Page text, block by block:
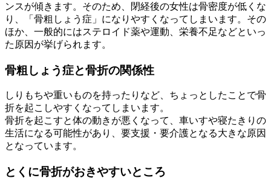
ンスが傾きます。そのため、閉経後の女性は骨密度が低くな
り、「骨粗しょう症」になりやすくなってしまいます。その
ほか、一般的にはステロイド薬や運動、栄養不足などといっ
た原因が挙げられます。
骨粗しょう症と骨折の関係性
しりもちや重いものを持ったりなど、ちょっとしたことで骨
折を起こしやすくなってしまいます。
骨折を起こすと体の動きが悪くなって、車いすや寝たきりの
生活になる可能性があり、要支援・要介護となる大きな原因
となっています。
とくに骨折がおきやすいところ